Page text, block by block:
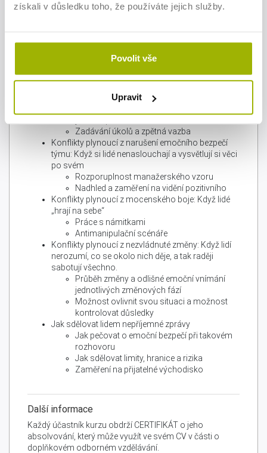
získali v důsledku toho, že používáte jejich služby.
Povolit vše
Upravit
Seminář je určen všem šéfům jakýchkoli týmů na jakékoli
skupinou lidí.
Program
Zadávání úkolů a zpětná vazba
Konflikty plynoucí z narušení emočního bezpečí
týmu: Když si lidé nenaslouchají a vysvětlují si věci
po svém
Rozporuplnost manažerského vzoru
Nadhled a zaměření na vidění pozitivního
Konflikty plynoucí z mocenského boje: Když lidé
„hrají na sebe“
Práce s námitkami
Antimanipulační scénáře
Konflikty plynoucí z nezvládnuté změny: Když lidí
nerozumí, co se okolo nich děje, a tak raději
sabotují všechno.
Průběh změny a odlišné emoční vnímání
jednotlivých změnových fází
Možnost ovlivnit svou situaci a možnost
kontrolovat důsledky
Jak sdělovat lidem nepříjemné zprávy
Jak pečovat o emoční bezpečí při takovém
rozhovoru
Jak sdělovat limity, hranice a rizika
Zaměření na přijatelné východisko
Další informace
Každý účastník kurzu obdrží CERTIFIKÁT o jeho
absolvování, který může využít ve svém CV v části o
doplňkovém odborném vzdělávání.